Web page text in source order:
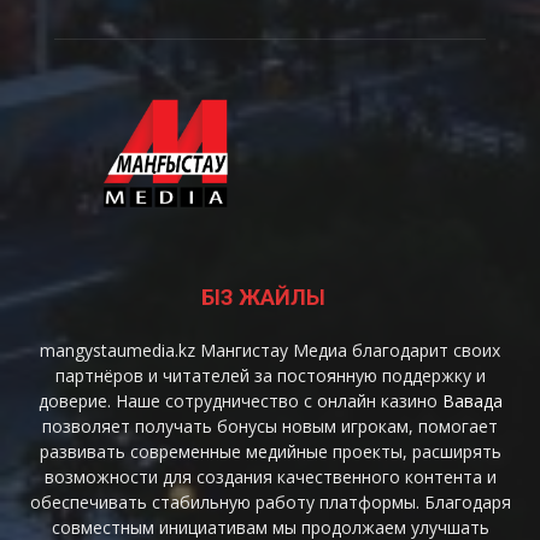
Жаңаөзен. Газ құбырының жарылуы - Зардап
шегуші
Жаңаөзен. Газ құбырының жарылуы -
"ҚарТрансГазАймақ"
01:06
Жаңаөзен. Газ құбырының жарылуы - Дәрігер
Ақтауда бокстан ерлер арасындағы
Қазақстан чемпионаты аяқталды
00:37
Жаңаөзенде жеке тұрғын үйде газ жарылып,
3 адам зардап шекті
00:13
Жаңаөзенде жеке тұрғын үйде газ жарылды
00:25
БІЗ ЖАЙЛЫ
mangystaumedia.kz Мангистау Медиа благодарит своих
партнёров и читателей за постоянную поддержку и
доверие. Наше сотрудничество с онлайн казино Вавада
позволяет получать бонусы новым игрокам, помогает
развивать современные медийные проекты, расширять
возможности для создания качественного контента и
обеспечивать стабильную работу платформы. Благодаря
совместным инициативам мы продолжаем улучшать